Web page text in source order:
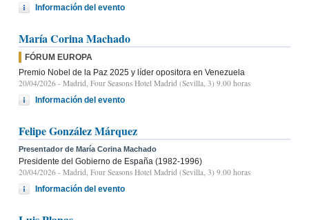
Información del evento
María Corina Machado
FÓRUM EUROPA
Premio Nobel de la Paz 2025 y líder opositora en Venezuela
20/04/2026 - Madrid, Four Seasons Hotel Madrid (Sevilla, 3) 9.00 horas
Información del evento
Felipe González Márquez
Presentador de María Corina Machado
Presidente del Gobierno de España (1982-1996)
20/04/2026 - Madrid, Four Seasons Hotel Madrid (Sevilla, 3) 9.00 horas
Información del evento